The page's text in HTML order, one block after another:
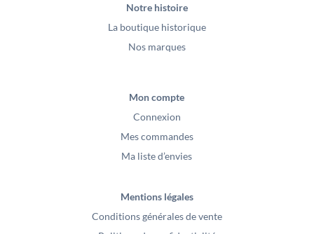
Notre histoire
La boutique historique
Nos marques
Mon compte
Connexion
Mes commandes
Ma liste d’envies
Mentions légales
Conditions générales de vente